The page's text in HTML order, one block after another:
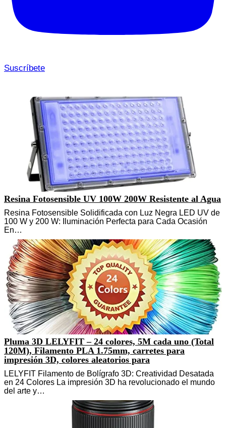
Suscríbete
Resina Fotosensible UV 100W 200W Resistente al Agua
Resina Fotosensible Solidificada con Luz Negra LED UV de
100 W y 200 W: Iluminación Perfecta para Cada Ocasión
En…
Pluma 3D LELYFIT – 24 colores, 5M cada uno (Total
120M), Filamento PLA 1.75mm, carretes para
impresión 3D, colores aleatorios para
LELYFIT Filamento de Bolígrafo 3D: Creatividad Desatada
en 24 Colores La impresión 3D ha revolucionado el mundo
del arte y…